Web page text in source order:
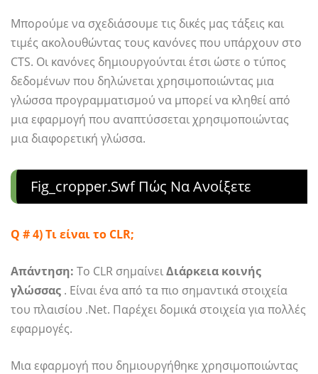
Μπορούμε να σχεδιάσουμε τις δικές μας τάξεις και
τιμές ακολουθώντας τους κανόνες που υπάρχουν στο
CTS. Οι κανόνες δημιουργούνται έτσι ώστε ο τύπος
δεδομένων που δηλώνεται χρησιμοποιώντας μια
γλώσσα προγραμματισμού να μπορεί να κληθεί από
μια εφαρμογή που αναπτύσσεται χρησιμοποιώντας
μια διαφορετική γλώσσα.
Fig_cropper.swf Πώς Να Ανοίξετε
Q # 4) Τι είναι το CLR;
Απάντηση: Το CLR σημαίνειΔιάρκεια κοινής
γλώσσας . Είναι ένα από τα πιο σημαντικά στοιχεία
του πλαισίου .Net. Παρέχει δομικά στοιχεία για πολλές
εφαρμογές.
Μια εφαρμογή που δημιουργήθηκε χρησιμοποιώντας